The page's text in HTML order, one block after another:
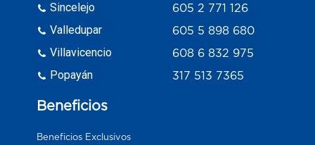
Sincelejo
Valledupar
Villavicencio
Popayán
605 2 771 126
605 5 898 680
608 6 832 975
317 513 7365
Beneficios
Beneficios Exclusivos